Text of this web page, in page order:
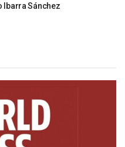
Ibarra Sánchez